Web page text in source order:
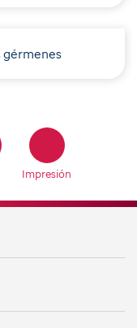
gérmenes
Impresión